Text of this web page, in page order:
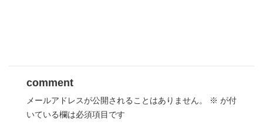
comment
メールアドレスが公開されることはありません。 ※ が付
いている欄は必須項目です